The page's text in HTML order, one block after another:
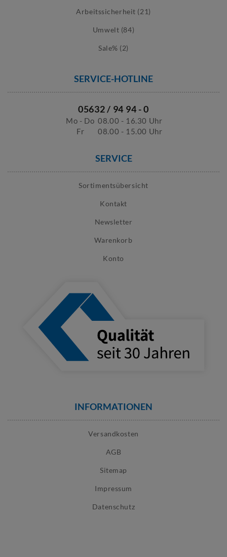
Arbeitssicherheit (21)
Umwelt (84)
Sale% (2)
SERVICE-HOTLINE
05632 / 94 94 - 0
Mo - Do 08.00 - 16.30 Uhr
Fr
08.00 - 15.00 Uhr
SERVICE
Sortimentsübersicht
Kontakt
Newsletter
Warenkorb
Konto
INFORMATIONEN
Versandkosten
AGB
Sitemap
Impressum
Datenschutz